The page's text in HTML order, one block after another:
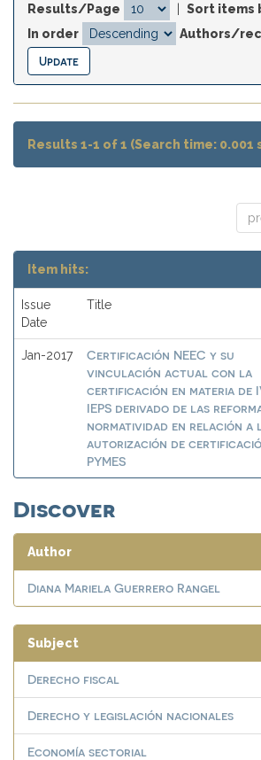
Results/Page
Sort items
In order
Authors/
Results 1-1 of 1 (Search time: 0.001
Item hits:
Issue
Date
Title
Jan-2017
Certificación NEEC y su
vinculación actual con la
certificación en materia de
IEPS derivado de las
normatividad en relación a
autorización de
PYMES
Discover
Author
Diana Mariela Guerrero Rangel
Subject
Derecho fiscal
Derecho y legislación nacionales
Economía sectorial